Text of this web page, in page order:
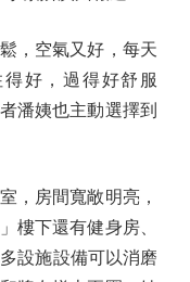
，空氣又好，每天
好，過得好舒服
潘姨也主動選擇到
房間寬敞明亮，
樓下還有健身房、
設施設備可以消磨